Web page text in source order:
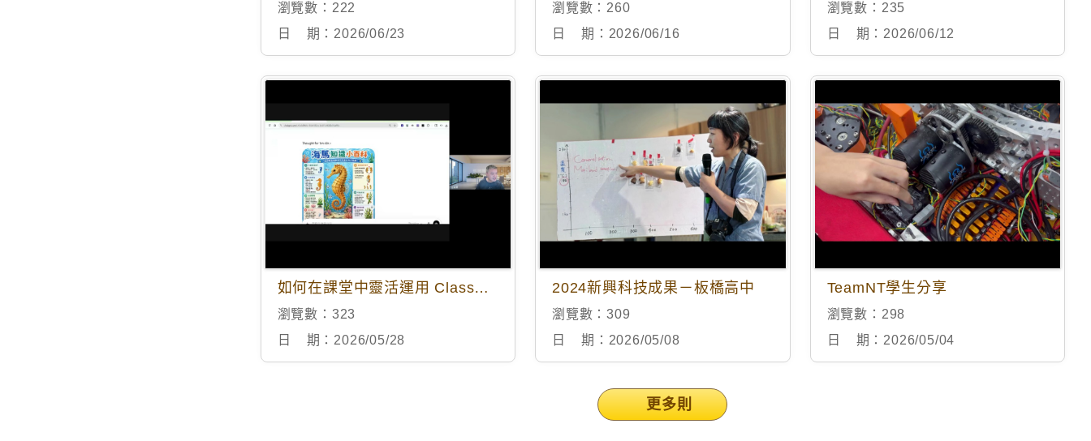
瀏覽數： 222
日 期：2026/06/23
瀏覽數：260
日 期： 2026/06/16
瀏覽數： 235
日 期：2026/06/12
如何在課堂中靈活運用 ClassCraft
瀏覽數： 323
日 期： 2026/05/28
2024新興科技成果－板橋高中
瀏覽數：309
日 期： 2026/05/08
TeamNT學生分享
瀏覽數： 298
日 期： 2026/05/04
更多則